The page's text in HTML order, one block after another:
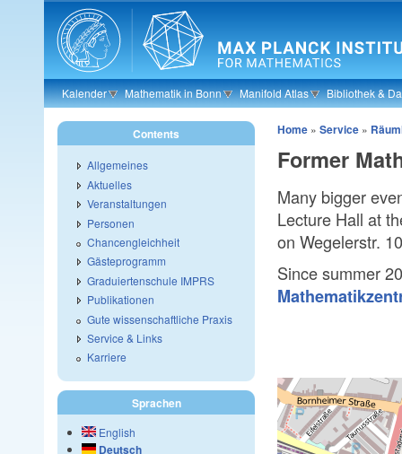
Skip to main content
Kalender Mathematik in Bonn Manifold Atlas Bibliothek &
Home » Service »
Former
Many bigger
Lecture Hall at
on Wegelerstr.
Since summer
Contents
Allgemeines
Aktuelles
Veranstaltungen
Personen
Chancengleichheit
Gästeprogramm
Graduiertenschule IMPRS
Publikationen
Gute wissenschaftliche Praxis
Service & Links
Karriere
Sprachen
English
Deutsch